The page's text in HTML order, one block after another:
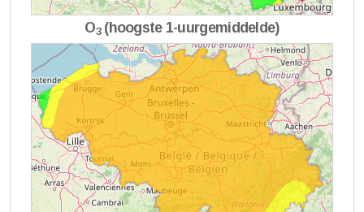
O3(hoogste 1-uurgemiddelde)